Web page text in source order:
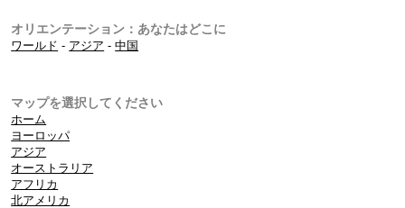
オリエンテーション：あなたはどこに
ワールド - アジア -中国
マップを選択してください
ホーム
ヨーロッパ
アジア
オーストラリア
アフリカ
北アメリカ